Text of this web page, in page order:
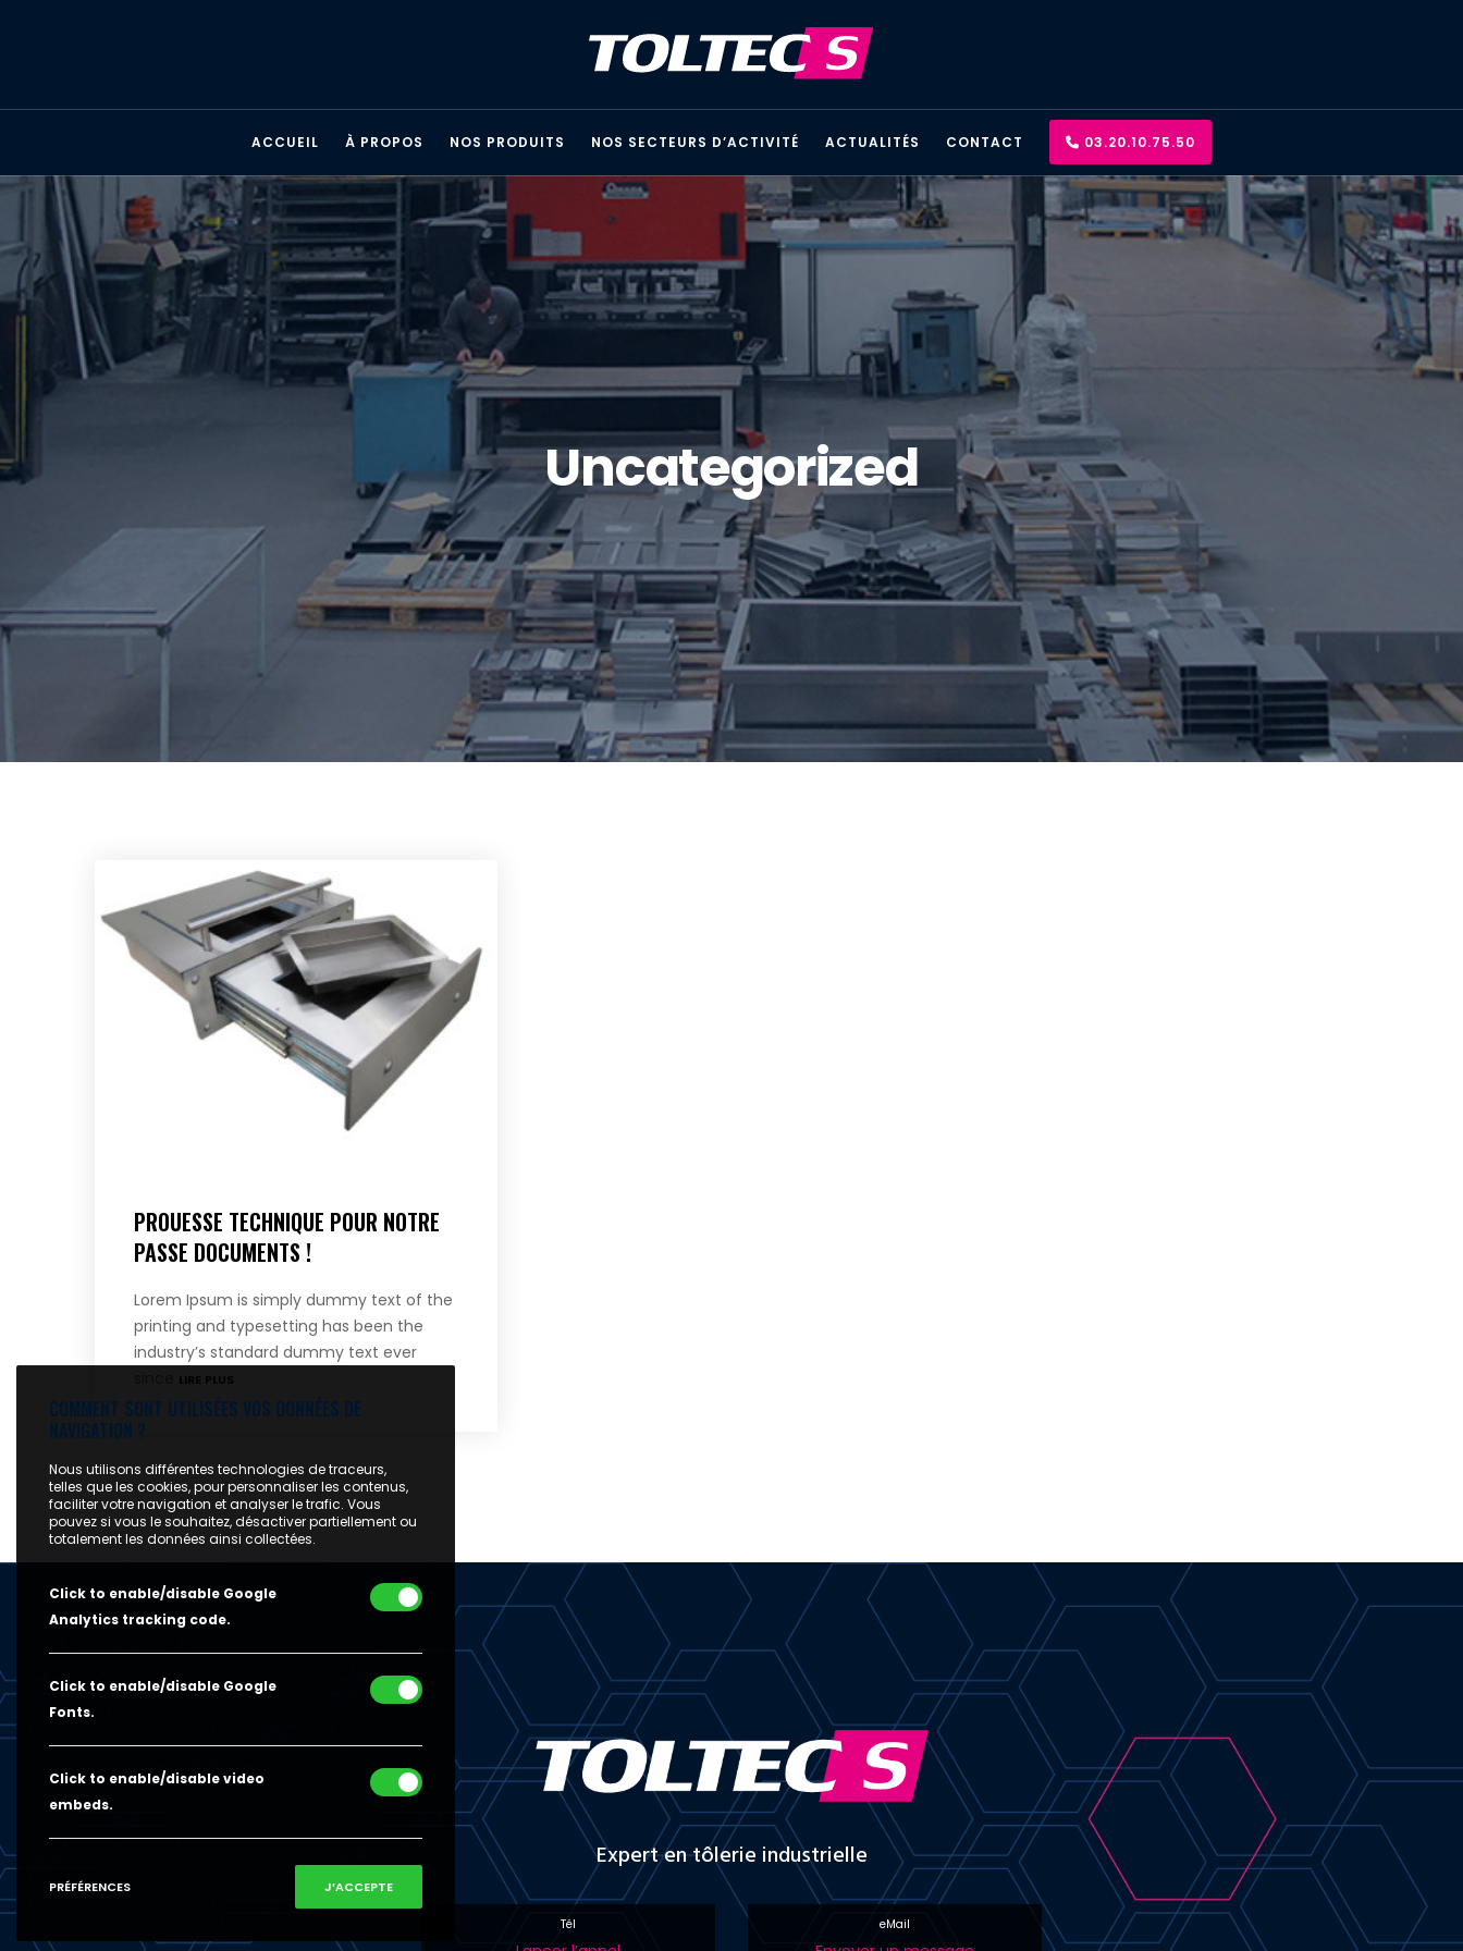
ACCUEIL À PROPOS NOS PRODUITS NOS SECTEURS D’ACTIVITÉ ACTUALITÉS CONTACT 03.20.10.75.50
Uncategorized
PROUESSE TECHNIQUE POUR NOTRE
PASSE DOCUMENTS !
Lorem Ipsum is simply dummy text of the
printing and typesetting has been the
industry’s standard dummy text ever
LIRE PLUS
Expert en tôlerie industrielle
Tél eMail
COMMENT SONT UTILISÉES VOS DONNÉES DE
NAVIGATION ?
Nous utilisons différentes technologies de traceurs,
telles que les cookies, pour personnaliser les contenus,
faciliter votre navigation et analyser le trafic. Vous
pouvez si vous le souhaitez, désactiver partiellement ou
totalement les données ainsi collectées.
Click to enable/disable Google
Analytics tracking code.
Click to enable/disable Google
Fonts.
Click to enable/disable video
embeds.
PRÉFÉRENCES J’ACCEPTE